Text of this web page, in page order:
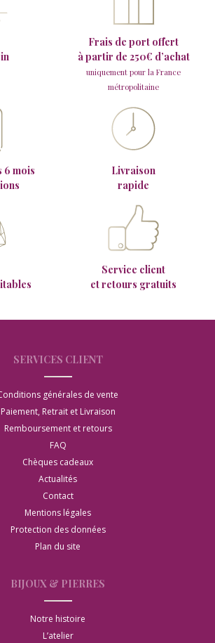
Frais de port offert
à partir de 250€ d’achat
uniquement pour la France
métropolitaine
6 mois
Livraison
rapide
Service client
et retours gratuits
SERVICES CLIENT
générales de vente
Paiement, Retrait et Livraison
Remboursement et retours
FAQ
Chèques cadeaux
Actualités
Contact
Mentions légales
Protection des données
Plan du site
BIJOUX & PIERRES
Notre histoire
L’atelier